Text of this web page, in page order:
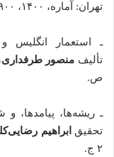
تهران: آماره، ۱۴۰۰، ۹۰۰ ص.
تألیف منصور طرفداری
ص.
ـ ریشه‌ها، پیامدها،
تحقیق ابراهیم
۲ ج.